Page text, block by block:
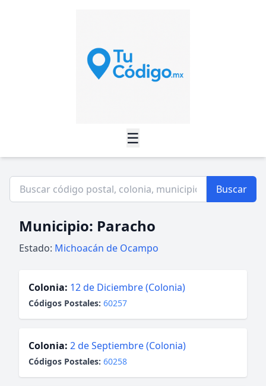
☰
Buscar
Municipio: Paracho
Estado: Michoacán de Ocampo
Colonia: 12 de Diciembre (Colonia)
Códigos Postales: 60257
Colonia: 2 de Septiembre (Colonia)
Códigos Postales: 60258